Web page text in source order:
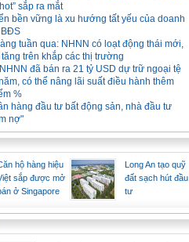
sắp ra mắt
bền vững là xu hướng tất yếu của doanh
tuần qua: NHNN có loạt động thái mới,
tăng trên khắp các thị trường
đã bán ra 21 tỷ USD dự trữ ngoại tệ
có thể nâng lãi suất điều hành thêm
%
hàng đầu tư bất động sản, nhà đầu tư
nợ"
hộ hàng hiệu
sắp được mở
ở Singapore
Long An tạo quỹ
đất sạch hút đầu
tư